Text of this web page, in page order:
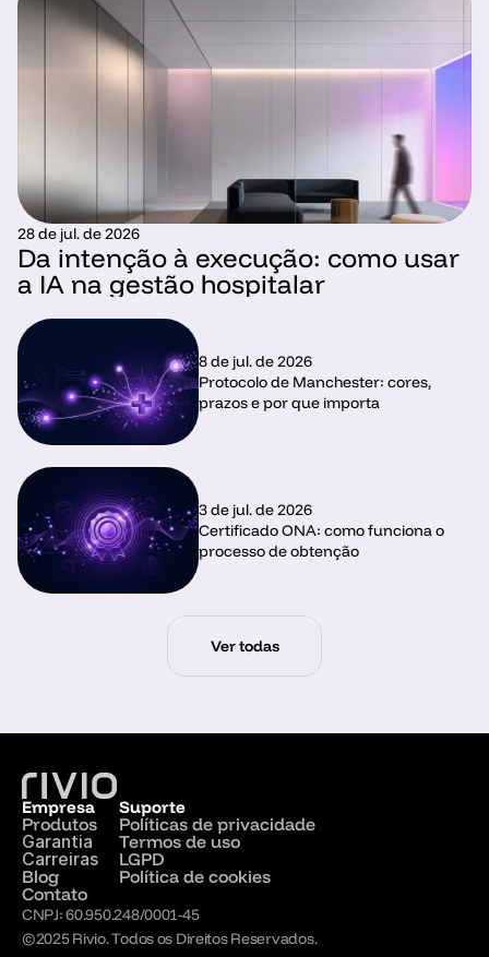
28 de jul. de 2026
Da intenção à execução: como usar
a IA na gestão hospitalar
8 de jul. de 2026
Protocolo de Manchester: cores,
prazos e por que importa
3 de jul. de 2026
Certificado ONA: como funciona o
processo de obtenção
Ver todas
Empresa
Produtos
Garantia
Carreiras
Blog
Contato
Suporte
Políticas de privacidade
Termos de uso
LGPD
Política de cookies
CNPJ: 60.950.248/0001-45
©2025 Rivio. Todos os Direitos Reservados.